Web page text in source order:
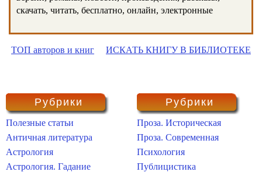
скачать, читать, бесплатно, онлайн, электронные
ТОП авторов и книг ИСКАТЬ КНИГУ В БИБЛИОТЕКЕ
Рубрики
Полезные статьи
Античная литература
Астрология
Астрология. Гадание
Рубрики
Проза. Историческая
Проза. Современная
Психология
Публицистика